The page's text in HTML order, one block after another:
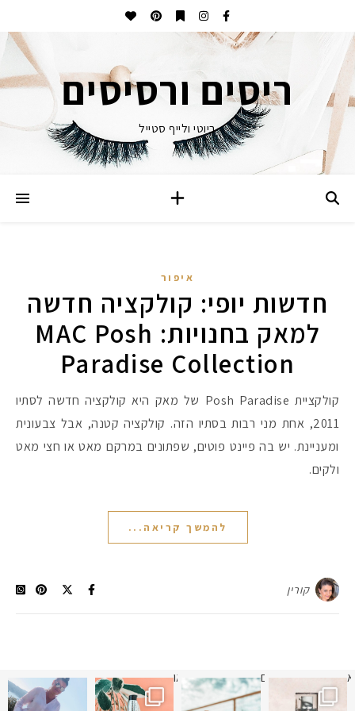
ריסים ורסיסים
ביוטי ולייף סטייל
איפור
חדשות יופי: קולקציה חדשה
למאק בחנויות: MAC Posh
Paradise Collection
קולקציית Posh Paradise של מאק היא קולקציה חדשה לסתיו
2011, אחת מני רבות בסתיו הזה. קולקציה קטנה, אבל צבעונית
ומעניינת. יש בה פיינט פוטים, שפתונים במרקם מאט או חצי מאט
ולקים.
להמשך קריאה...
קורין
תמונה כבר חודשיים
איזו אהבתם יותר? הראשונה או